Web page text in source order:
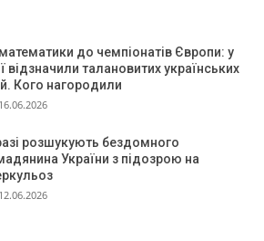
до чемпіонатів Європи: у
відзначили талановитих українських
Кого нагородили
16.06.2026
розшукують бездомного
України з підозрою на
12.06.2026